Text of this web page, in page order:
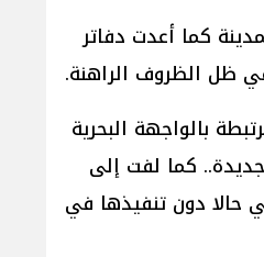
للمرة الأولى منذ عام 2018 عقداً متكاملاً لكنس المدينة كما أعدت دفاتر
ظل الظروف الراهنة.
بالواجهة البحرية
كما لفت إلى
حالا دون تنفيذها في